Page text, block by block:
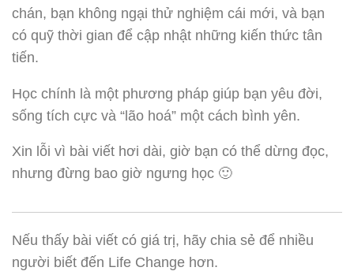
chán, bạn không ngại thử nghiệm cái mới, và bạn
có quỹ thời gian để cập nhật những kiến thức tân
tiến.
Học chính là một phương pháp giúp bạn yêu đời,
sống tích cực và “lão hoá” một cách bình yên.
Xin lỗi vì bài viết hơi dài, giờ bạn có thể dừng đọc,
nhưng đừng bao giờ ngưng học 🙂
Nếu thấy bài viết có giá trị, hãy chia sẻ để nhiều
người biết đến Life Change hơn.